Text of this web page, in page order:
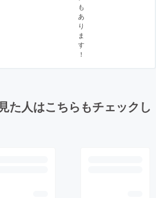
も
あ
り
ま
す
！
た人はこちらもチェックし